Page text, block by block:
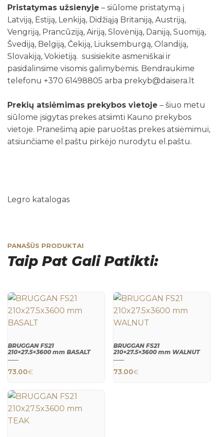
Pristatymas užsienyje – siūlome pristatymą į
Latviją, Estiją, Lenkiją, Didžiąją Britaniją, Austriją,
Vengriją, Prancūziją, Airiją, Slovėniją, Daniją, Suomiją,
Švediją, Belgiją, Čekiją, Liuksemburgą, Olandiją,
Slovakiją, Vokietiją. susisiekite asmeniškai ir
pasidalinsime visomis galimybėmis. Bendraukime
telefonu +370 61498805 arba prekyb@daisera.lt
Prekių atsiėmimas prekybos vietoje – šiuo metu
siūlome įsigytas prekes atsiimti Kauno prekybos
vietoje. Pranešimą apie paruoštas prekes atsiėmimui,
atsiunčiame el.paštu pirkėjo nurodytu el.paštu.
Legro katalogas
PANAŠŪS PRODUKTAI
Taip Pat Gali Patikti:
BRUGGAN FS21
210×27.5×3600 mm BASALT
73.00€
BRUGGAN FS21
210×27.5×3600 mm WALNUT
73.00€